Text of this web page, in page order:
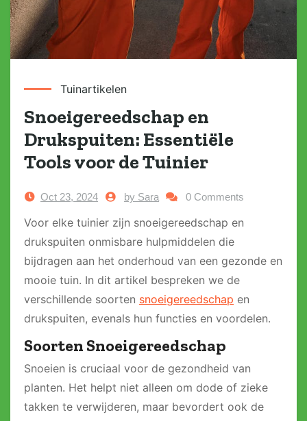
Tuinartikelen
Snoeigereedschap en
Drukspuiten: Essentiële
Tools voor de Tuinier
Oct 23, 2024 by Sara 0 Comments
Voor elke tuinier zijn snoeigereedschap en
drukspuiten onmisbare hulpmiddelen die
bijdragen aan het onderhoud van een gezonde en
mooie tuin. In dit artikel bespreken we de
verschillende soorten snoeigereedschap en
drukspuiten, evenals hun functies en voordelen.
Soorten Snoeigereedschap
Snoeien is cruciaal voor de gezondheid van
planten. Het helpt niet alleen om dode of zieke
takken te verwijderen, maar bevordert ook de